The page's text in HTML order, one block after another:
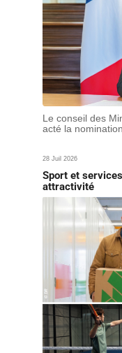
Le conseil des
acté la
28 Juil 2026
Sport et
attractivité